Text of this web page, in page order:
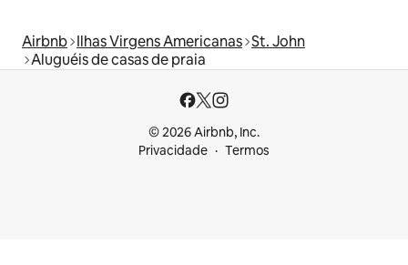
Airbnb Ilhas Virgens Americanas St. John
Aluguéis de casas de praia
© 2026 Airbnb, Inc.
Privacidade
Termos